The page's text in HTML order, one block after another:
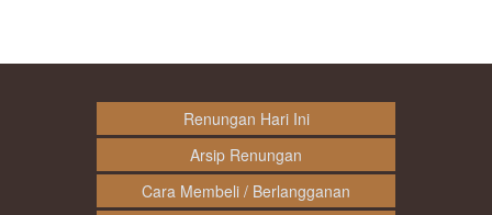
Renungan Hari Ini
Arsip Renungan
Cara Membeli / Berlangganan